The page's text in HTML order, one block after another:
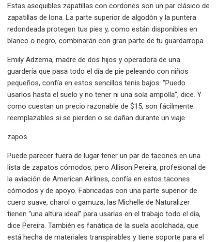
Estas asequibles zapatillas con cordones son un par clásico de
zapatillas de lona. La parte superior de algodón y la puntera
redondeada protegen tus pies y, como están disponibles en
blanco o negro, combinarán con gran parte de tu guardarropa.
Emily Adzema, madre de dos hijos y operadora de una
guardería que pasa todo el día de pie peleando con niños
pequeños, confía en estos sencillos tenis bajos. “Puedo
usarlos hasta el suelo y no tener ni una sola ampolla”, dice. Y
como cuestan un precio razonable de $15, son fácilmente
reemplazables si se pierden o se dañan durante un viaje.
zapos
Puede parecer fuera de lugar tener un par de tacones en una
lista de zapatos cómodos, pero Allison Pereira, profesional de
la aviación de American Airlines, confía en estos tacones
cómodos y de apoyo. Fabricadas con una parte superior de
cuero suave, charol o gamuza, las Michelle de Naturalizer
tienen “una altura ideal” para usarlas en el trabajo todo el día,
dice Pereira. También es fanática de la suela acolchada, que
está hecha de materiales transpirables y tiene soporte para el